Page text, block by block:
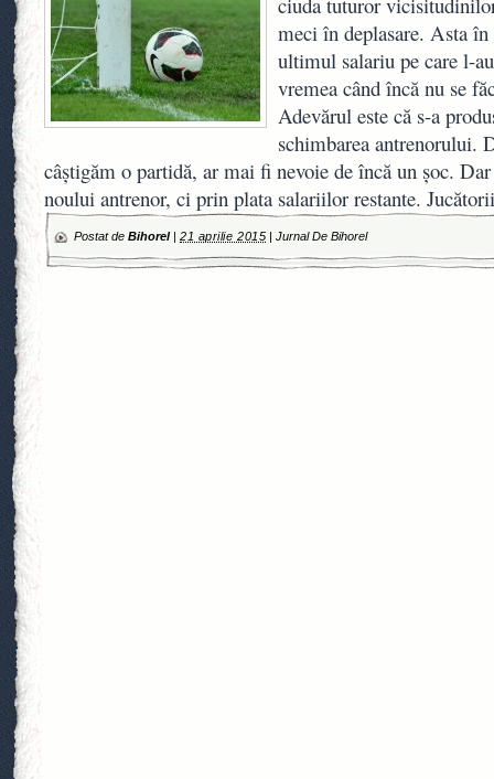
meci în deplasare. Asta
ultimul salariu pe care l-
vremea când încă nu se
Adevărul este că s-a
schimbarea antrenorului.
câştigăm o partidă, ar mai fi nevoie de încă un şoc.
noului antrenor, ci prin plata salariilor restante.
Postat de Bihorel| 21 aprilie 2015 |Jurnal De Bihorel